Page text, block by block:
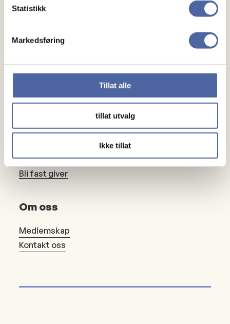
Statistikk
Markedsføring
Tillat alle
tillat utvalg
Ikke tillat
Om MS
Gaver
Bli fast giver
Om oss
Medlemskap
Kontakt oss